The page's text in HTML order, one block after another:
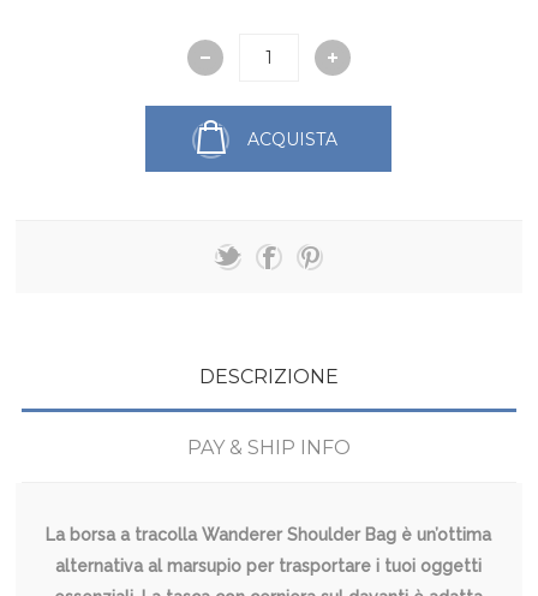
ACQUISTA
DESCRIZIONE
PAY & SHIP INFO
La borsa a tracolla Wanderer Shoulder Bag è un’ottima
alternativa al marsupio per trasportare i tuoi oggetti